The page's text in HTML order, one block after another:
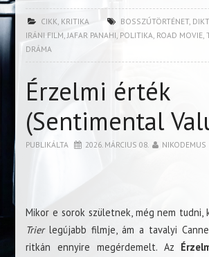
CIKK, KRITIKA BOSSZÚTÖRTÉNET,
IRÁNI FILM,JAFAR PANAHI, POLITIKA, ROAD MOVIE,
DRÁMA
Érzelmi érték
(Sentimental
PUBLIKÁLTA 2026. MÁRCIUS 08. NIKODEMUS
Mikor e sorok születnek, még nem tudni,
Trierlegújabb filmje, ám a tavalyi
ritkán ennyire megérdemelt. Az